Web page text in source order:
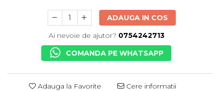
ADAUGA IN COS
Ai nevoie de ajutor? 0754242713
COMANDA PE WHATSAPP
Adauga la Favorite Cere informatii